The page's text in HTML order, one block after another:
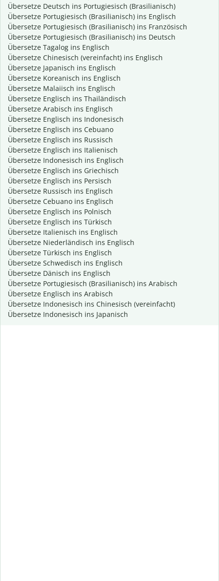
Übersetze Deutsch ins Portugiesisch (Brasilianisch)
Übersetze Portugiesisch (Brasilianisch) ins Englisch
Übersetze Portugiesisch (Brasilianisch) ins Französisch
Übersetze Portugiesisch (Brasilianisch) ins Deutsch
Übersetze Tagalog ins Englisch
Übersetze Chinesisch (vereinfacht) ins Englisch
Übersetze Japanisch ins Englisch
Übersetze Koreanisch ins Englisch
Übersetze Malaiisch ins Englisch
Übersetze Englisch ins Thailändisch
Übersetze Arabisch ins Englisch
Übersetze Englisch ins Indonesisch
Übersetze Englisch ins Cebuano
Übersetze Englisch ins Russisch
Übersetze Englisch ins Italienisch
Übersetze Indonesisch ins Englisch
Übersetze Englisch ins Griechisch
Übersetze Englisch ins Persisch
Übersetze Russisch ins Englisch
Übersetze Cebuano ins Englisch
Übersetze Englisch ins Polnisch
Übersetze Englisch ins Türkisch
Übersetze Italienisch ins Englisch
Übersetze Niederländisch ins Englisch
Übersetze Türkisch ins Englisch
Übersetze Schwedisch ins Englisch
Übersetze Dänisch ins Englisch
Übersetze Portugiesisch (Brasilianisch) ins Arabisch
Übersetze Englisch ins Arabisch
Übersetze Indonesisch ins Chinesisch (vereinfacht)
Übersetze Indonesisch ins Japanisch